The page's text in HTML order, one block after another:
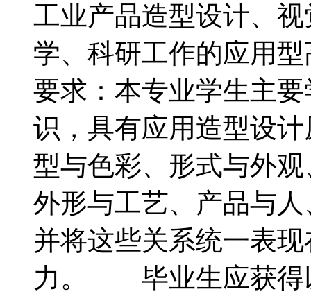
工业产品造型设计、
学、科研工作的应用
要求：本专业学生主
识，具有应用造型设
型与色彩、形式与外
外形与工艺、产品与
并将这些关系统一表
力。 毕业生应获得